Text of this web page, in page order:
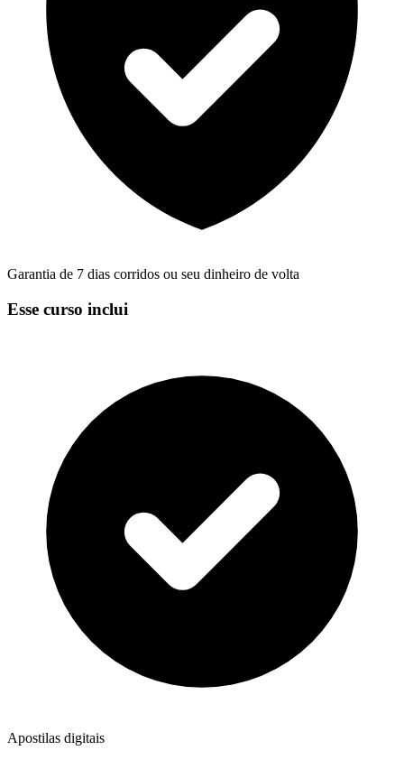
Garantia de 7 dias corridos ou seu dinheiro de volta
Esse curso inclui
Apostilas digitais